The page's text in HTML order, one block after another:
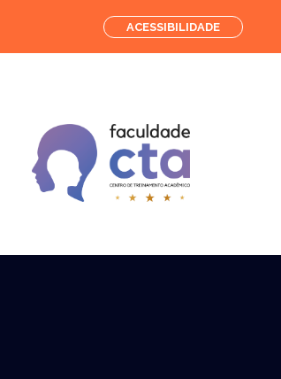
ACESSIBILIDADE